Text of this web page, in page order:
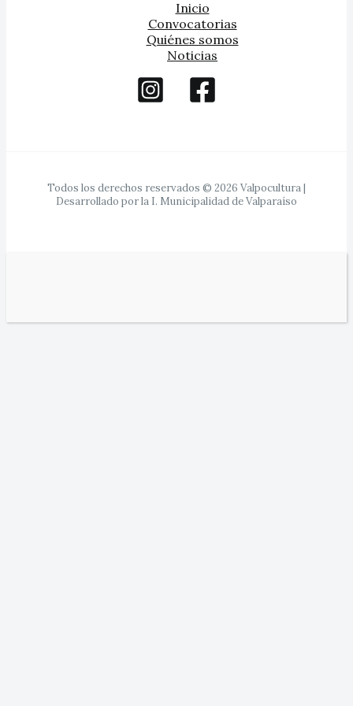
Inicio
Convocatorias
Quiénes somos
Noticias
Todos los derechos reservados © 2026 Valpocultura |
Desarrollado por la I. Municipalidad de Valparaíso